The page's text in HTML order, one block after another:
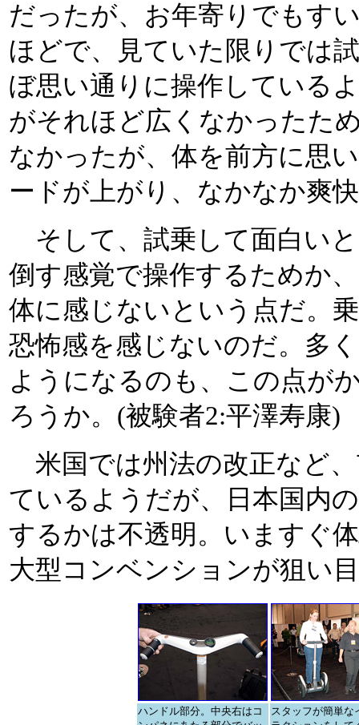
だったが、お年寄りでもす
ほどで、見ていた限りでは
ぼ思い通りに操作している
がそれほど広くなかったた
なかったが、体を前方に思
ードが上がり、なかなか爽
そして、試乗して面白い
倒す感覚で操作するためか
体に感じないという点だ。
恐怖感を感じないのだ。多
ようになるのも、この点が
ろうか。(被験者2:平澤寿康)
米国では州法の改正など
ているようだが、日本国内
するかは不透明。いますぐ
大型コンベンションが狙い
ハンドル部分。中央右はコ
スタッフが簡単な